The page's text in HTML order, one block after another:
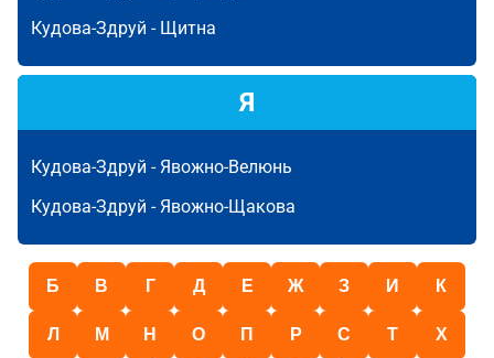
Кудова-Здруй - Щитна
Я
Кудова-Здруй - Явожно-Велюнь
Кудова-Здруй - Явожно-Щакова
Б В Г Д Е Ж З И К
Л М Н О П Р С Т Х